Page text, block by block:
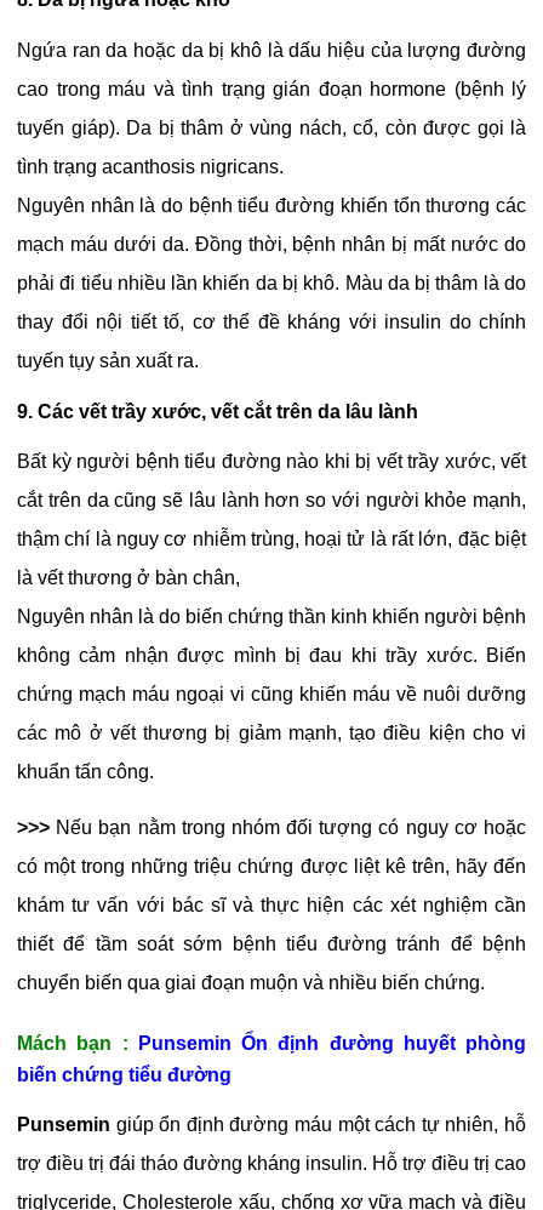
Ngứa ran da hoặc da bị khô là dấu hiệu của lượng đường
cao trong máu và tình trạng gián đoạn hormone (bệnh lý
tuyến giáp). Da bị thâm ở vùng nách, cổ, còn được gọi là
tình trạng acanthosis nigricans.
Nguyên nhân là do bệnh tiểu đường khiến tổn thương các
mạch máu dưới da. Đồng thời, bệnh nhân bị mất nước do
phải đi tiểu nhiều lần khiến da bị khô. Màu da bị thâm là do
thay đổi nội tiết tố, cơ thể đề kháng với insulin do chính
tuyến tụy sản xuất ra.
9. Các vết trầy xước, vết cắt trên da lâu lành
Bất kỳ người bệnh tiểu đường nào khi bị vết trầy xước, vết
cắt trên da cũng sẽ lâu lành hơn so với người khỏe mạnh,
thậm chí là nguy cơ nhiễm trùng, hoại tử là rất lớn, đặc biệt
là vết thương ở bàn chân,
Nguyên nhân là do biến chứng thần kinh khiến người bệnh
không cảm nhận được mình bị đau khi trầy xước. Biến
chứng mạch máu ngoại vi cũng khiến máu về nuôi dưỡng
các mô ở vết thương bị giảm mạnh, tạo điều kiện cho vi
khuẩn tấn công.
>>> Nếu bạn nằm trong nhóm đối tượng có nguy cơ hoặc
có một trong những triệu chứng được liệt kê trên, hãy đến
khám tư vấn với bác sĩ và thực hiện các xét nghiệm cần
thiết để tầm soát sớm bệnh tiểu đường tránh để bệnh
chuyển biến qua giai đoạn muộn và nhiều biến chứng.
Mách bạn :
Punsemin Ổn định đường huyết phòng
biến chứng tiểu đường
Punsemin giúp ổn định đường máu một cách tự nhiên, hỗ
trợ điều trị đái tháo đường kháng insulin. Hỗ trợ điều trị cao
triglyceride, Cholesterole xấu, chống xơ vữa mạch và điều